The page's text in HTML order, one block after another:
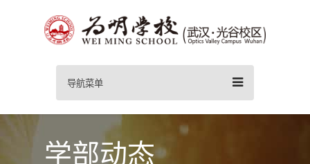
导航菜单
学部动态